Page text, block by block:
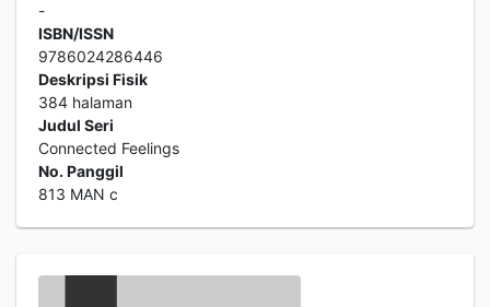
-
ISBN/ISSN
9786024286446
Deskripsi Fisik
384 halaman
Judul Seri
Connected Feelings
No. Panggil
813 MAN c